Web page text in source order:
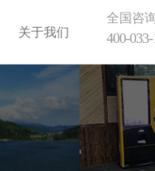
关于我们
全国咨
400-